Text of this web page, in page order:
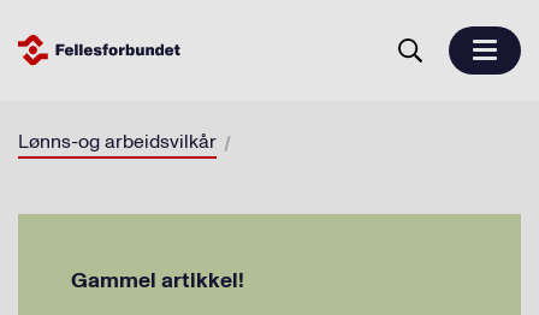
Lønns-og arbeidsvilkår
Gammel artikkel!